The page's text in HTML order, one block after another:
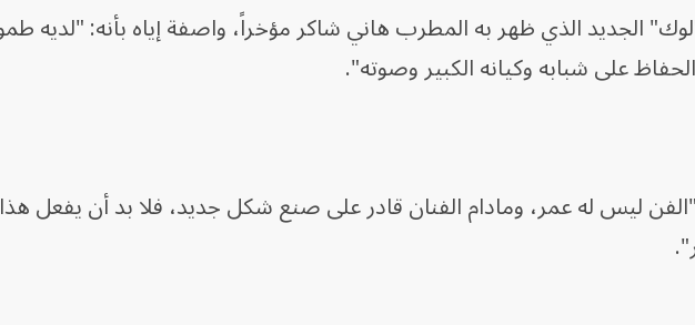
الجديد الذي ظهر به المطرب هاني شاكر مؤخراً، واصفة إياه بأنه: "لديه
على شبابه وكيانه الكبير وصوته".
ليس له عمر، ومادام الفنان قادر على صنع شكل جديد، فلا بد أن يفعل